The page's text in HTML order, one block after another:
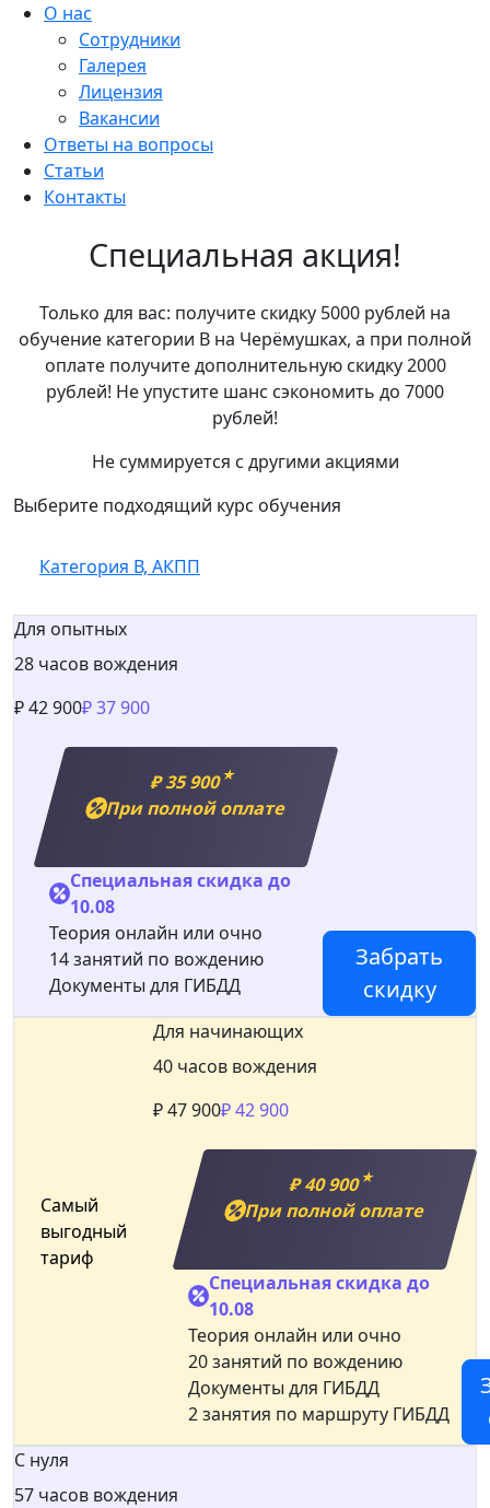
О нас
Сотрудники
Галерея
Лицензия
Вакансии
Ответы на вопросы
Статьи
Контакты
Специальная акция!
Только для вас: получите скидку 5000 рублей на
обучение категории В на Черёмушках, а при полной
оплате получите дополнительную скидку2000
рублей! Не упустите шанс сэкономить до 7000
рублей!
Не суммируется с другими акциями
Выберите подходящий курс обучения
Категория В, АКПП
Для опытных
28 часов вождения
₽ 42 900₽ 37 900
₽ 35 900★
При полной оплате
Специальная скидка до
10.08
Теория онлайн или очно
14 занятий по вождению
Документы для ГИБДД
Забрать
скидку
Самый
выгодный
тариф
Для начинающих
40 часов вождения
₽ 47 900₽ 42 900
₽ 40 900★
При полной оплате
Специальная скидка до
10.08
Теория онлайн или очно
20 занятий по вождению
Документы для ГИБДД
2 занятия по маршруту ГИБДД
С нуля
57 часов вождения